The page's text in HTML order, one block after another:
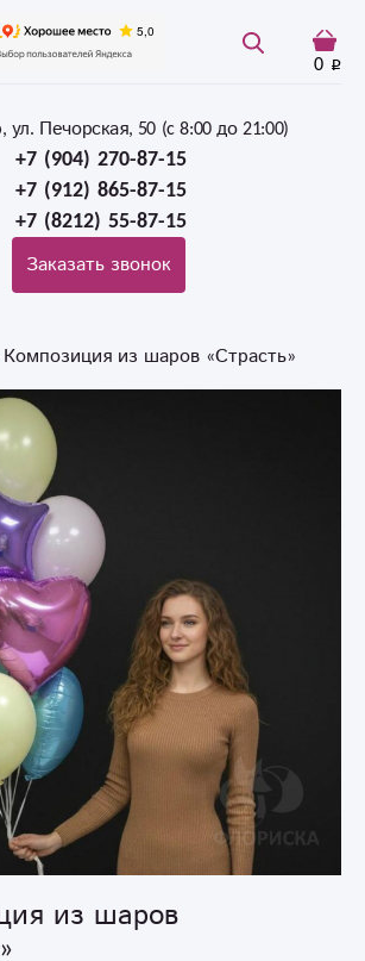
0
Печорская, 50 (c 8:00 до 21:00)
+7 (904) 270-87-15
+7 (912) 865-87-15
+7 (8212) 55-87-15
Заказать звонок
Композиция из шаров «Страсть»
из шаров